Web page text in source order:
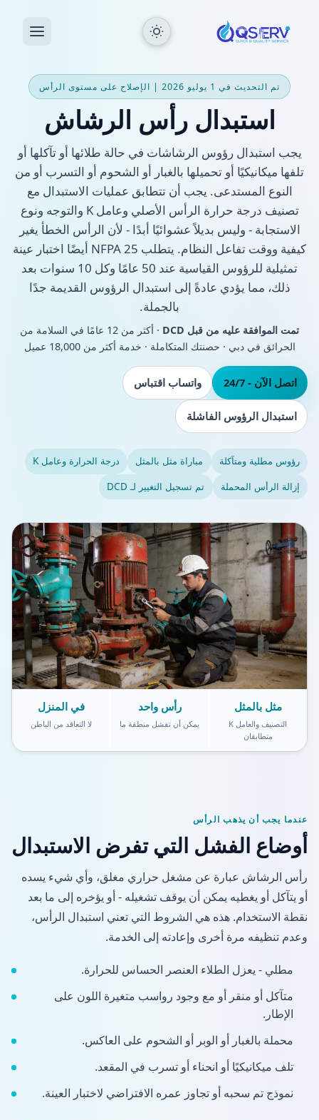
تم التحديث في 1 يوليو 2026 | الإصلاح على مستوى الرأس
استبدال رأس الرشاش
يجب استبدال رؤوس الرشاشات في حالة طلائها أو تآكلها أو
تلفها ميكانيكيًا أو تحميلها بالغبار أو الشحوم أو التسرب أو من
النوع المستدعى. يجب أن تتطابق عمليات الاستبدال مع
تصنيف درجة حرارة الرأس الأصلي وعامل K والتوجه ونوع
الاستجابة - وليس بديلاً عشوائيًا أبدًا - لأن الرأس الخطأ يغير
كيفية ووقت تفاعل النظام. يتطلب NFPA 25 أيضًا اختبار عينة
تمثيلية للرؤوس القياسية عند 50 عامًا وكل 10 سنوات بعد
ذلك، مما يؤدي عادةً إلى استبدال الرؤوس القديمة جدًا
بالجملة.
تمت الموافقة عليه من قبل DCD
· أكثر من 12 عامًا في السلامة من
الحرائق في دبي · حصنتك المتكاملة · خدمة أكثر من 18,000 عميل
اتصل الآن - 24/7 واتساب اقتباس
استبدال الرؤوس الفاشلة
رؤوس مطلية ومتآكلة مباراة مثل بالمثل
درجة الحرارة وعامل K
إزالة الرأس المحملة
تم تسجيل التغيير لـ DCD
مثل بالمثل
التصنيف والعامل K
متطابقان
رأس واحد
يمكن أن تفشل منطقة ما
في المنزل
لا التعاقد من الباطن
عندما يجب أن يذهب الرأس
أوضاع الفشل التي تفرض الاستبدال
رأس الرشاش عبارة عن مشغل حراري مغلق، وأي شيء يسده
أو يتآكل أو يغطيه يمكن أن يوقف تشغيله - أو يؤخره إلى ما بعد
نقطة الاستخدام. هذه هي الشروط التي تعني استبدال الرأس،
وعدم تنظيفه مرة أخرى وإعادته إلى الخدمة.
مطلي - يعزل الطلاء العنصر الحساس للحرارة.
متآكل أو منقر أو مع وجود رواسب متغيرة اللون على
الإطار.
محملة بالغبار أو الوبر أو الشحوم على العاكس.
تلف ميكانيكيًا أو انحناء أو تسرب في المقعد.
نموذج تم سحبه أو تجاوز عمره الافتراضي لاختبار العينة.